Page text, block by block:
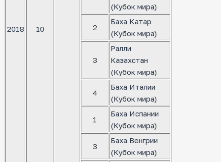
2018 10
(Кубок мира)
2
Баха Катар
(Кубок мира)
3
Ралли
Казахстан
(Кубок мира)
4
Баха Италии
(Кубок мира)
1
Баха Испании
(Кубок мира)
3
Баха Венгрии
(Кубок мира)